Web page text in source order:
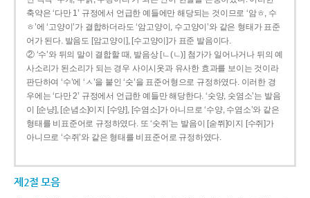
축약은 ‘다만 1’ 규정에서 언급한 예들에만 해당되는 것이므로 ‘암ㅎ, 수
ㅎ’에 ‘고양이’가 결합하더라도 ‘암고양이, 수고양이’와 같은 형태가 표준
어가 된다. 발음도 [암고양이], [수고양이]가 표준 발음이다.
② ‘수’와 뒤의 말이 결합할 때, 발음상 [ㄴ(ㄴ)] 첨가가 일어나거나 뒤의 예
사소리가 된소리가 되는 경우 사이시옷과 유사한 효과를 보이는 것이라
판단하여 ‘수’에 ‘ㅅ’을 붙인 ‘숫’을 표준어형으로 규정하였다. 이러한 경
우에는 ‘다만 2’ 규정에서 언급한 예들만 해당한다. ‘숫양, 숫염소’는 발음
이 [순냥], [순념소]이지 [수양], [수염소]가 아니므로 ‘수양, 수염소’와 같은
형태를 비표준어로 규정하였다. 또 ‘숫쥐’는 발음이 [숟쮜]이지 [수쥐]가
아니므로 ‘수쥐’와 같은 형태를 비표준어로 규정하였다.
제2절 모음